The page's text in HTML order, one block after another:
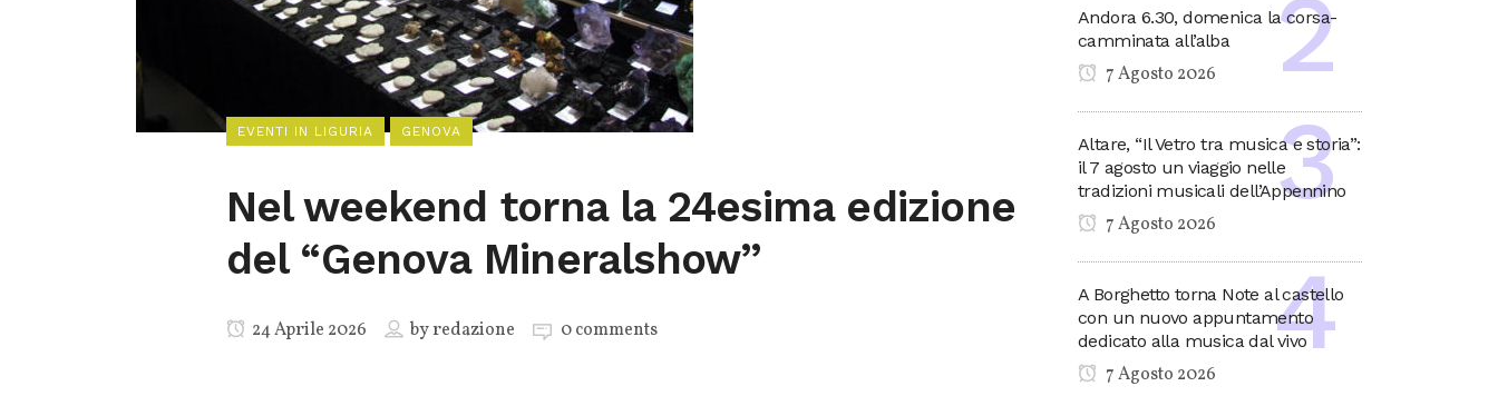
EVENTI IN LIGURIA GENOVA
Nel weekend torna la 24esima edizione
del “Genova Mineralshow”
24 Aprile 2026 byredazione 0 comments
Andora 6.30, domenica la corsa-
camminata all’alba
7 Agosto 2026
Altare, “Il Vetro tra musica e storia”:
il 7 agosto un viaggio nelle
tradizioni musicali dell’Appennino
7 Agosto 2026
A Borghetto torna Note al castello
con un nuovo appuntamento
dedicato alla musica dal vivo
7 Agosto 2026